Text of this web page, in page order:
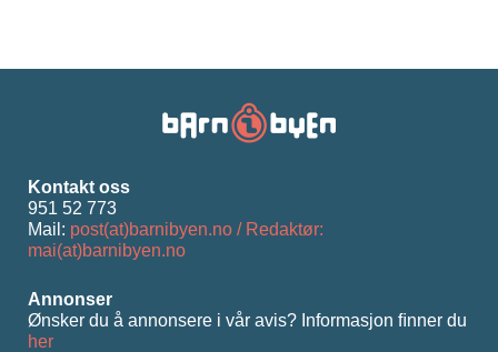
Kontakt oss
951 52 773
Mail: post(at)barnibyen.no / Redaktør:
mai(at)barnibyen.no
Annonser
Ønsker du å annonsere i vår avis? Informasjon ﬁnner du
her